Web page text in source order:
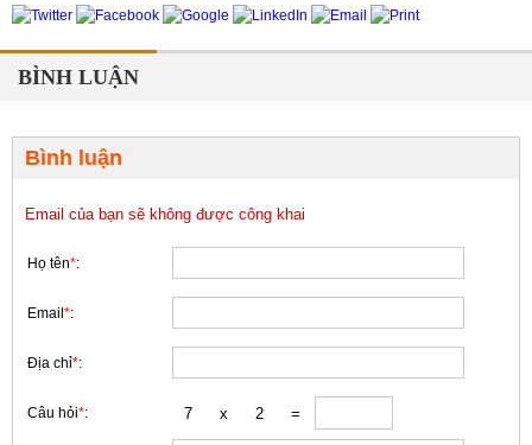
BÌNH LUẬN
Bình luận
Email của bạn sẽ không được công khai
Họ tên*:
Email *:
Địa chỉ*:
Câu hỏi*: